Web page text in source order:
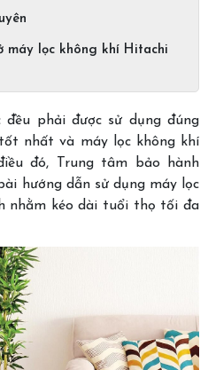
lọc không khí Hitachi
phải được sử dụng đúng
nhất và máy lọc không khí
đó, Trung tâm bảo hành
hướng dẫn sử dụng máy lọc
nhằm kéo dài tuổi thọ tối đa